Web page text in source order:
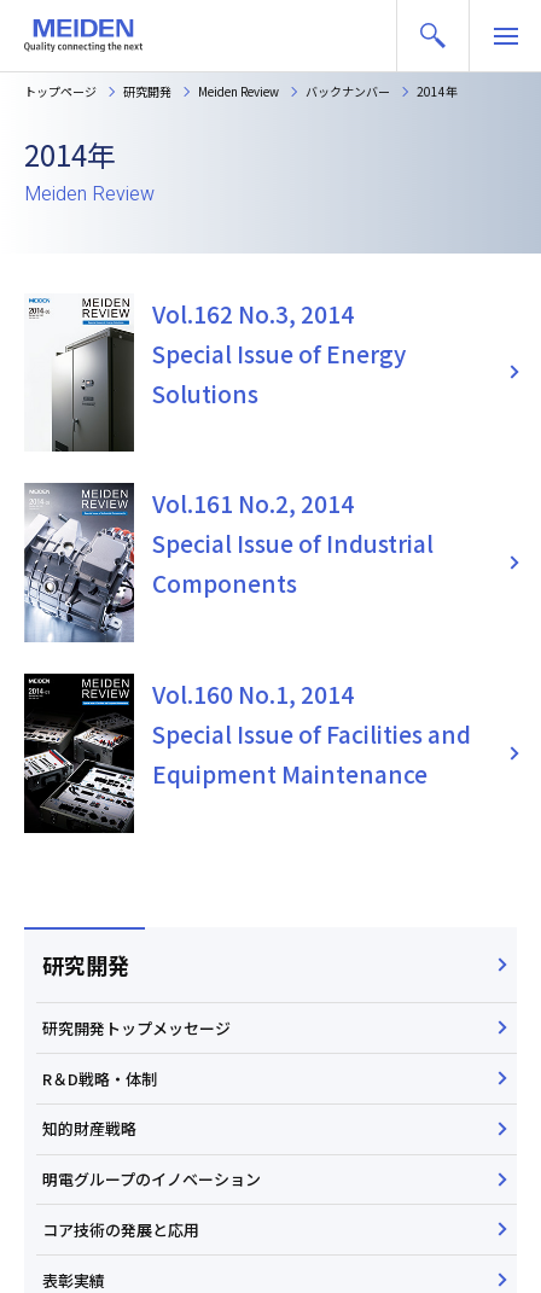
トップページ 研究開発 Meiden Review バックナンバー 2014年
2014年
Meiden Review
Vol.162 No.3, 2014
Special Issue of Energy
Solutions
Vol.161 No.2, 2014
Special Issue of Industrial
Components
Vol.160 No.1, 2014
Special Issue of Facilities and
Equipment Maintenance
研究開発
研究開発トップメッセージ
R＆D戦略・体制
知的財産戦略
明電グループのイノベーション
コア技術の発展と応用
表彰実績